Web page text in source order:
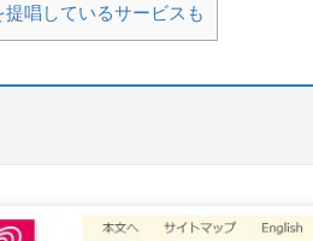
唱しているサービスも